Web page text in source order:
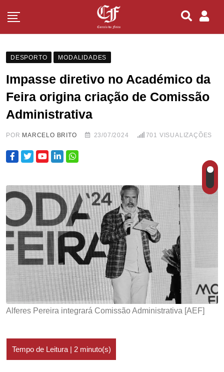
DESPORTO MODALIDADES
Impasse diretivo no Académico da
Feira origina criação de Comissão
Administrativa
POR MARCELO BRITO 23/07/2024 701 VISUALIZAÇÕES
Alferes Pereira integrará Comissão Administrativa [AEF]